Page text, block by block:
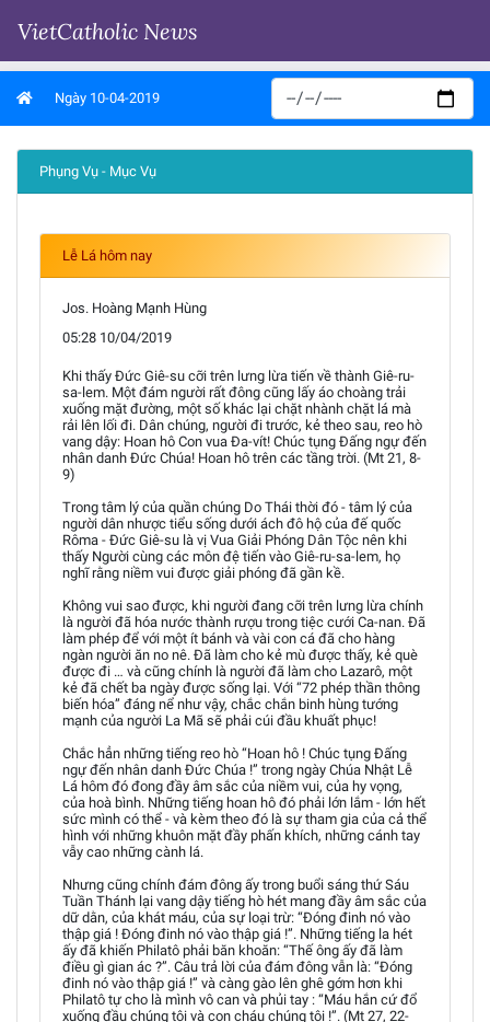
VietCatholic News
Ngày 10-04-2019
Phụng Vụ - Mục Vụ
Lễ Lá hôm nay
Jos. Hoàng Mạnh Hùng
05:28 10/04/2019
Khi thấy Đức Giê-su cỡi trên lưng lừa tiến về thành Giê-ru-
sa-lem. Một đám người rất đông cũng lấy áo choàng trải
xuống mặt đường, một số khác lại chặt nhành chặt lá mà
rải lên lối đi. Dân chúng, người đi trước, kẻ theo sau, reo hò
vang dậy: Hoan hô Con vua Đa-vít! Chúc tụng Đấng ngự đến
nhân danh Đức Chúa! Hoan hô trên các tầng trời. (Mt 21, 8-
9)
Trong tâm lý của quần chúng Do Thái thời đó - tâm lý của
người dân nhược tiểu sống dưới ách đô hộ của đế quốc
Rôma - Đức Giê-su là vị Vua Giải Phóng Dân Tộc nên khi
thấy Người cùng các môn đệ tiến vào Giê-ru-sa-lem, họ
nghĩ rằng niềm vui được giải phóng đã gần kề.
Không vui sao được, khi người đang cỡi trên lưng lừa chính
là người đã hóa nước thành rượu trong tiệc cưới Ca-nan. Đã
làm phép để với một ít bánh và vài con cá đã cho hàng
ngàn người ăn no nê. Đã làm cho kẻ mù được thấy, kẻ què
được đi … và cũng chính là người đã làm cho Lazarô, một
kẻ đã chết ba ngày được sống lại. Với “72 phép thần thông
biến hóa” đáng nể như vậy, chắc chắn binh hùng tướng
mạnh của người La Mã sẽ phải cúi đầu khuất phục!
Chắc hẳn những tiếng reo hò “Hoan hô ! Chúc tụng Đấng
ngự đến nhân danh Đức Chúa !” trong ngày Chúa Nhật Lễ
Lá hôm đó đong đầy âm sắc của niềm vui, của hy vọng,
của hoà bình. Những tiếng hoan hô đó phải lớn lắm - lớn hết
sức mình có thể - và kèm theo đó là sự tham gia của cả thể
hình với những khuôn mặt đầy phấn khích, những cánh tay
vẫy cao những cành lá.
Nhưng cũng chính đám đông ấy trong buổi sáng thứ Sáu
Tuần Thánh lại vang dậy tiếng hò hét mang đầy âm sắc của
dữ dằn, của khát máu, của sự loại trừ: “Đóng đinh nó vào
thập giá ! Đóng đinh nó vào thập giá !”. Những tiếng la hét
ấy đã khiến Philatô phải băn khoăn: “Thế ông ấy đã làm
điều gì gian ác ?”. Câu trả lời của đám đông vẫn là: “Đóng
đinh nó vào thập giá !” và càng gào lên ghê gớm hơn khi
Philatô tự cho là mình vô can và phủi tay : “Máu hắn cứ đổ
xuống đầu chúng tôi và con cháu chúng tôi !”. (Mt 27, 22-